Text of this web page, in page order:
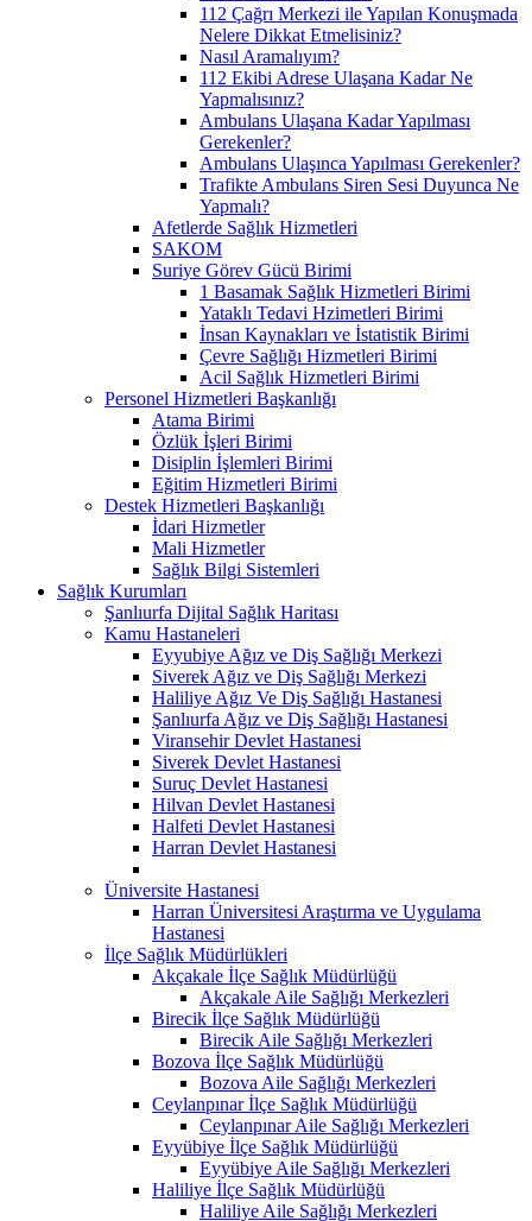
112 Çağrı Merkezi ile Yapılan Konuşmada
Nelere Dikkat Etmelisiniz?
Nasıl Aramalıyım?
112 Ekibi Adrese Ulaşana Kadar Ne
Yapmalısınız?
Ambulans Ulaşana Kadar Yapılması
Gerekenler?
Ambulans Ulaşınca Yapılması Gerekenler?
Trafikte Ambulans Siren Sesi Duyunca Ne
Yapmalı?
Afetlerde Sağlık Hizmetleri
SAKOM
Suriye Görev Gücü Birimi
1 Basamak Sağlık Hizmetleri Birimi
Yataklı Tedavi Hzimetleri Birimi
İnsan Kaynakları ve İstatistik Birimi
Çevre Sağlığı Hizmetleri Birimi
Acil Sağlık Hizmetleri Birimi
Personel Hizmetleri Başkanlığı
Atama Birimi
Özlük İşleri Birimi
Disiplin İşlemleri Birimi
Eğitim Hizmetleri Birimi
Destek Hizmetleri Başkanlığı
İdari Hizmetler
Mali Hizmetler
Sağlık Bilgi Sistemleri
Sağlık Kurumları
Şanlıurfa Dijital Sağlık Haritası
Kamu Hastaneleri
Eyyubiye Ağız ve Diş Sağlığı Merkezi
Siverek Ağız ve Diş Sağlığı Merkezi
Haliliye Ağız Ve Diş Sağlığı Hastanesi
Şanlıurfa Ağız ve Diş Sağlığı Hastanesi
Viransehir Devlet Hastanesi
Siverek Devlet Hastanesi
Suruç Devlet Hastanesi
Hilvan Devlet Hastanesi
Halfeti Devlet Hastanesi
Harran Devlet Hastanesi
Üniversite Hastanesi
Harran Üniversitesi Araştırma ve Uygulama
Hastanesi
İlçe Sağlık Müdürlükleri
Akçakale İlçe Sağlık Müdürlüğü
Akçakale Aile Sağlığı Merkezleri
Birecik İlçe Sağlık Müdürlüğü
Birecik Aile Sağlığı Merkezleri
Bozova İlçe Sağlık Müdürlüğü
Bozova Aile Sağlığı Merkezleri
Ceylanpınar İlçe Sağlık Müdürlüğü
Ceylanpınar Aile Sağlığı Merkezleri
Eyyübiye İlçe Sağlık Müdürlüğü
Eyyübiye Aile Sağlığı Merkezleri
Haliliye İlçe Sağlık Müdürlüğü
Haliliye Aile Sağlığı Merkezleri